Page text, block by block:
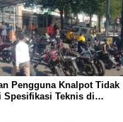
Pengguna Knalpot Tidak
Spesifikasi Teknis di